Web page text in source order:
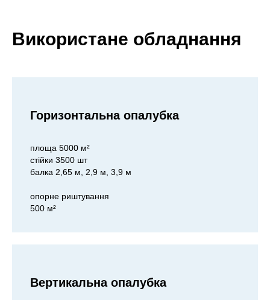
Використане обладнання
Горизонтальна опалубка
площа 5000 м²
стійки 3500 шт
балка 2,65 м, 2,9 м, 3,9 м
опорне риштування
500 м²
Вертикальна опалубка